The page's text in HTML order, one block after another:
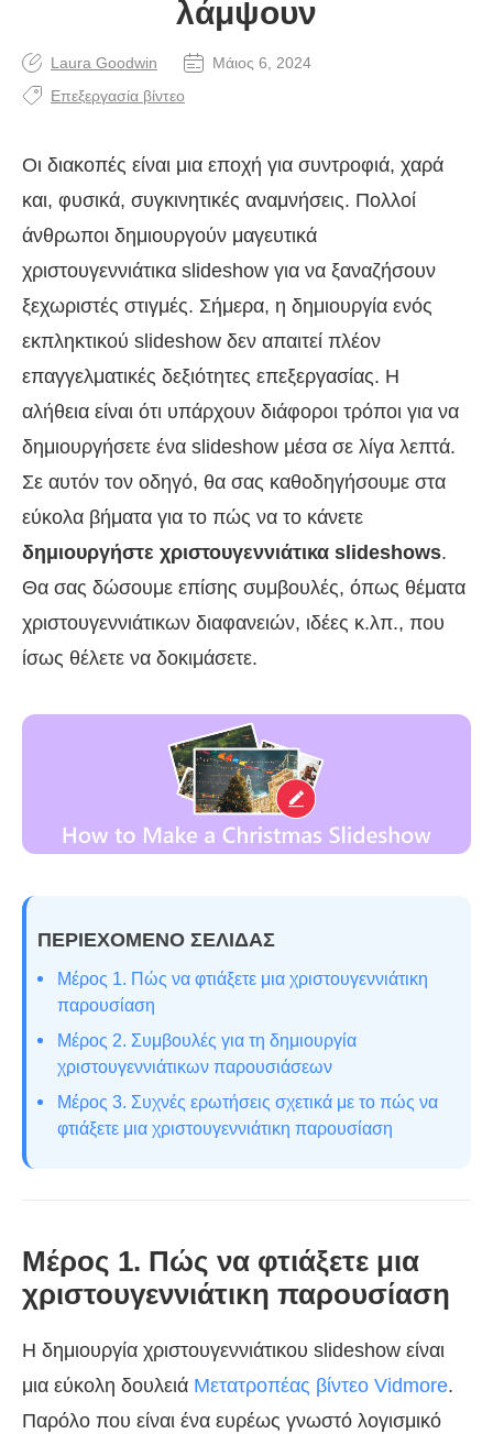
λάμψουν
Laura Goodwin
Μάιος 6, 2024
Επεξεργασία βίντεο
Οι διακοπές είναι μια εποχή για συντροφιά, χαρά
και, φυσικά, συγκινητικές αναμνήσεις. Πολλοί
άνθρωποι δημιουργούν μαγευτικά
χριστουγεννιάτικα slideshow για να ξαναζήσουν
ξεχωριστές στιγμές. Σήμερα, η δημιουργία ενός
εκπληκτικού slideshow δεν απαιτεί πλέον
επαγγελματικές δεξιότητες επεξεργασίας. Η
αλήθεια είναι ότι υπάρχουν διάφοροι τρόποι για να
δημιουργήσετε ένα slideshow μέσα σε λίγα λεπτά.
Σε αυτόν τον οδηγό, θα σας καθοδηγήσουμε στα
εύκολα βήματα για το πώς να το κάνετε
δημιουργήστε χριστουγεννιάτικα slideshows.
Θα σας δώσουμε επίσης συμβουλές, όπως θέματα
χριστουγεννιάτικων διαφανειών, ιδέες κ.λπ., που
ίσως θέλετε να δοκιμάσετε.
ΠΕΡΙΕΧΟΜΕΝΟ ΣΕΛΙΔΑΣ
Μέρος 1. Πώς να φτιάξετε μια χριστουγεννιάτικη
παρουσίαση
Μέρος 2. Συμβουλές για τη δημιουργία
χριστουγεννιάτικων παρουσιάσεων
Μέρος 3. Συχνές ερωτήσεις σχετικά με το πώς να
φτιάξετε μια χριστουγεννιάτικη παρουσίαση
Μέρος 1. Πώς να φτιάξετε μια
χριστουγεννιάτικη παρουσίαση
Η δημιουργία χριστουγεννιάτικου slideshow είναι
μια εύκολη δουλειά Μετατροπέας βίντεο Vidmore.
Παρόλο που είναι ένα ευρέως γνωστό λογισμικό